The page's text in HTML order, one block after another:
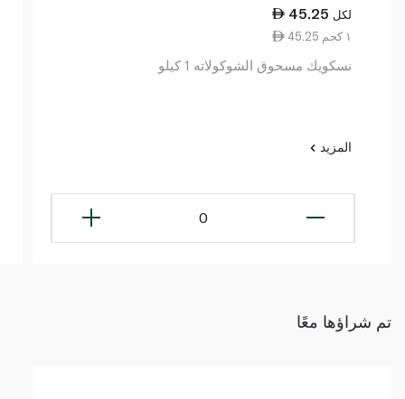
45.25 لكل
45.25 ١ كجم
نسكويك مسحوق الشوكولاته 1 كيلو
المزيد
0
تم شراؤها معًا